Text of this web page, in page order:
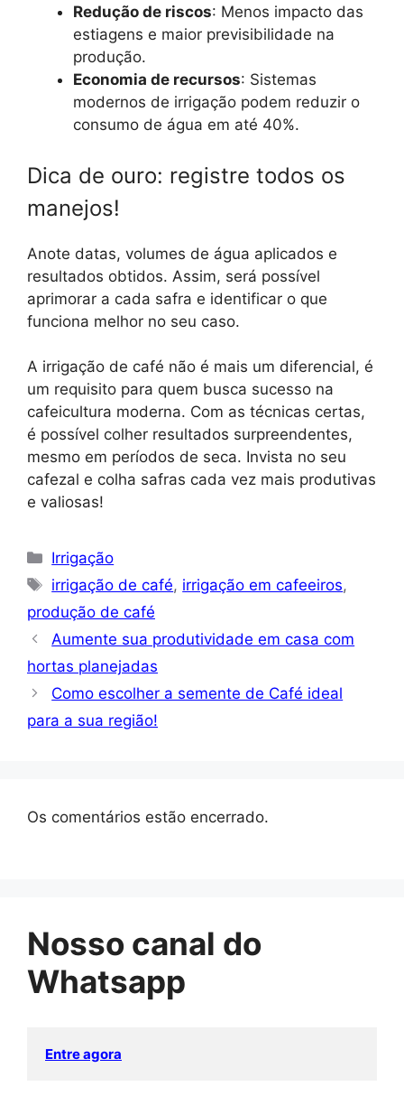
Redução de riscos: Menos impacto das
estiagens e maior previsibilidade na
produção.
Economia de recursos: Sistemas
modernos de irrigação podem reduzir o
consumo de água em até 40%.
Dica de ouro: registre todos os
manejos!
Anote datas, volumes de água aplicados e
resultados obtidos. Assim, será possível
aprimorar a cada safra e identificar o que
funciona melhor no seu caso.
A irrigação de café não é mais um diferencial, é
um requisito para quem busca sucesso na
cafeicultura moderna. Com as técnicas certas,
é possível colher resultados surpreendentes,
mesmo em períodos de seca. Invista no seu
cafezal e colha safras cada vez mais produtivas
e valiosas!
Categorias
Irrigação
Tags
irrigação de café, irrigação em cafeeiros,
produção de café
Aumente sua produtividade em casa com
hortas planejadas
Como escolher a semente de Café ideal
para a sua região!
Os comentários estão encerrado.
Nosso canal do
Whatsapp
Entre agora